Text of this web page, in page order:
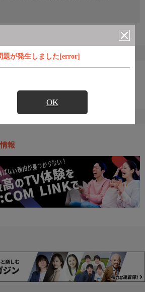
題が発生しました[error]
OK
め番組
報